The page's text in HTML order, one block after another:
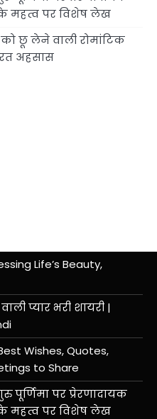
महत्व पर विशेष लेख
को छू लेने वाली रोमांटिक
अहसास
Life’s Beauty,
प्यार भरी शायरी |
Wishes, Quotes,
to Share
पूर्णिमा पर प्रेरणादायक
महत्व पर विशेष लेख